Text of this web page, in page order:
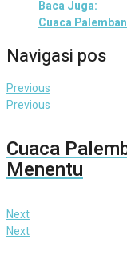
Baca Juga:
Cuaca
Navigasi pos
Previous
Previous
Cuaca
Menentu
Next
Next